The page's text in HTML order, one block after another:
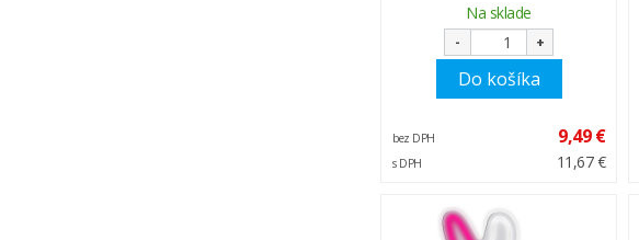
Na sklade
- +
Do košíka
bez DPH 9,49 €
s DPH 11,67 €